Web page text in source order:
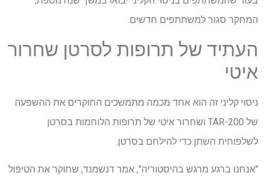
המחקר סגור למשתתפים חדשים.
העתיד של תרופות לסרטן שחרור
איטי
ניסוי קליני זה הוא אחד מכמה מתמשכים החוקרים את ההשפעה
של TAR-200 ושחרור איטי של תרופות הלוחמות בסרטן
לשלפוחית השתן כדי להילחם בסרטן.
"אנחנו ברגע מרגש בהיסטוריה", אמר דנשמנד, שחוקר את הטיפול